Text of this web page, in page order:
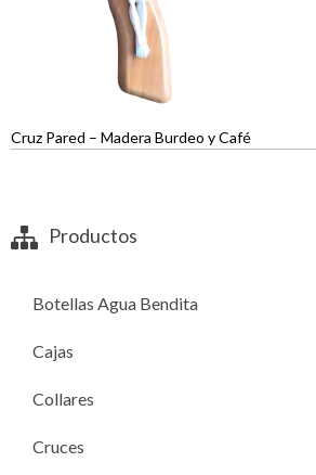
Cruz Pared – Madera Burdeo y Café
Productos
Botellas Agua Bendita
Cajas
Collares
Cruces